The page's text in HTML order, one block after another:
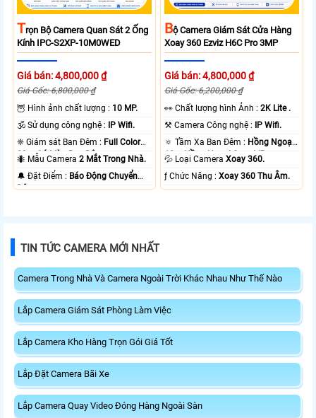
TRọn Bộ Camera Quan Sát 2 Ống
Kính IPC-S2XP-10M0WED
Giá bán: 4,800,000 ₫
Giá Gốc: 6,800,000 ₫
🦉 Hình ảnh chất lượng : 10 MP.
🕉️ Sử dụng công nghệ : IP Wifi.
❈ Giám sát Ban Đêm : Full Color
20m Có Màu Ban Ðêm.
🐜 Mẫu Camera2 Mắt Trong Nhà.
️🔔 Đặt Điểm : Báo Động Chuyển
Động.
BỘ Camera Giám Sát Cửa Hàng
Xoay 360 Ezviz H6C Pro 3MP
Giá bán: 4,800,000 ₫
Giá Gốc: 6,200,000 ₫
️👀 Chất lượng hình Ảnh :2K Lite .
⚒ Camera Công nghệ : IP Wifi.
🔅 Tầm Xa Ban Đêm : Hồng Ngoại
10m Hồng Ngoại Smart IR.
💦 Loại CameraXoay 360.
️ƒ Chức Năng :Xoay 360 Thu Âm.
TIN TỨC CAMERA MỚI NHẤT
Camera Trong Nhà Và Camera Ngoài Trời Khác Nhau Như Thế Nào
Lắp Camera Giám Sát Phòng Làm Việc
Lắp Camera Kho Hàng Trọn Gói Giá Tốt
Lắp Đặt Camera Bãi Xe
Lắp Camera Quay Video Đóng Hàng Ngoài Sàn